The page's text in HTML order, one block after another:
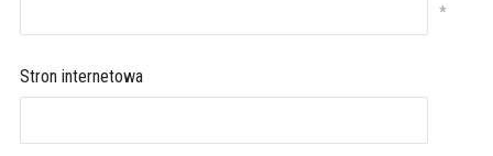
*
Stron internetowa